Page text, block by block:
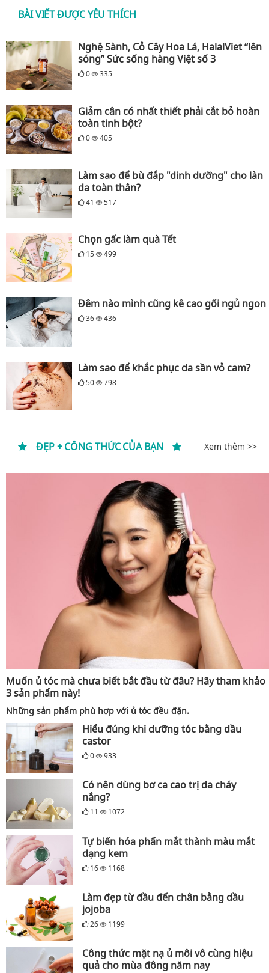
BÀI VIẾT ĐƯỢC YÊU THÍCH
Nghệ Sành, Cỏ Cây Hoa Lá, HalalViet “lên
sóng” Sức sống hàng Việt số 3
0 335
Giảm cân có nhất thiết phải cắt bỏ hoàn
toàn tinh bột?
0 405
Làm sao để bù đắp "dinh dưỡng" cho làn
da toàn thân?
41 517
Chọn gấc làm quà Tết
15 499
Đêm nào mình cũng kê cao gối ngủ ngon
36 436
Làm sao để khắc phục da sần vỏ cam?
50 798
ĐẸP + CÔNG THỨC CỦA BẠN Xem thêm >>
Muốn ủ tóc mà chưa biết bắt đầu từ đâu? Hãy tham khảo
3 sản phẩm này!
Những sản phẩm phù hợp với ủ tóc đều đặn.
Hiểu đúng khi dưỡng tóc bằng dầu
castor
0 933
Có nên dùng bơ ca cao trị da cháy
nắng?
11 1072
Tự biến hóa phấn mắt thành màu mắt
dạng kem
16 1168
Làm đẹp từ đầu đến chân bằng dầu
jojoba
26 1199
Công thức mặt nạ ủ môi vô cùng hiệu
quả cho mùa đông năm nay